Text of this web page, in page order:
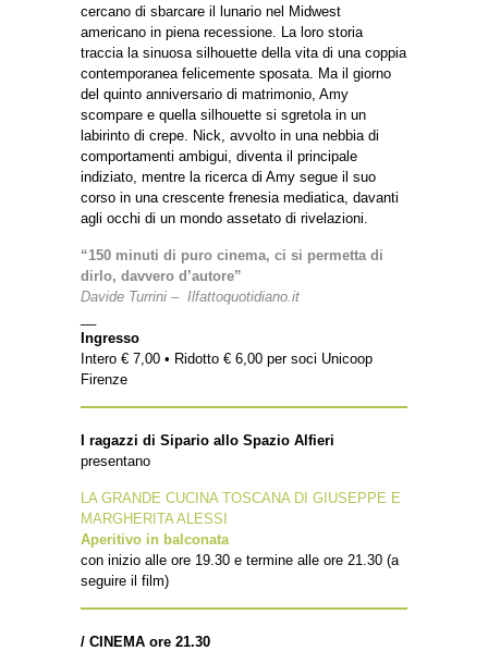
cercano di sbarcare il lunario nel Midwest
americano in piena recessione. La loro storia
traccia la sinuosa silhouette della vita di una coppia
contemporanea felicemente sposata. Ma il giorno
del quinto anniversario di matrimonio, Amy
scompare e quella silhouette si sgretola in un
labirinto di crepe. Nick, avvolto in una nebbia di
comportamenti ambigui, diventa il principale
indiziato, mentre la ricerca di Amy segue il suo
corso in una crescente frenesia mediatica, davanti
agli occhi di un mondo assetato di rivelazioni.
“150 minuti di puro cinema, ci si permetta di
dirlo, davvero d’autore”
Davide Turrini – Ilfattoquotidiano.it
Ingresso
Intero € 7,00 • Ridotto € 6,00 per soci Unicoop
Firenze
I ragazzi di Sipario allo Spazio Alfieri
presentano
LA GRANDE CUCINA TOSCANA DI GIUSEPPE E
MARGHERITA ALESSI
Aperitivo in balconata
con inizio alle ore 19.30 e termine alle ore 21.30 (a
seguire il film)
/ CINEMA ore 21.30